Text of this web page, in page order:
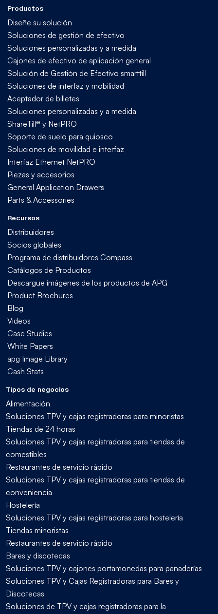
Productos
Diseñe su solución
Soluciones de gestión de efectivo
Soluciones personalizadas y a medida
Cajones de efectivo de aplicación general
Solución de Gestión de Efectivo smarttill
Soluciones de interfaz y mobilidad
Aceptador de billetes
Soluciones personalizadas y a medida
ShareTill® y NetPRO
Soporte de suelo para quiosco
Soluciones de movilidad e interfaz
Interfaz Ethernet NetPRO
Piezas y accesorios
General Application Drawers
Parts & Accessories
Recursos
Distribuidores
Socios globales
Programa de distribuidores Compass
Catálogos de Productos
Descargue imágenes de los productos de APG
Product Brochures
Blog
Videos
Case Studies
White Papers
apg Image Library
Cash Stats
Tipos de negocios
Alimentación
Soluciones TPV y cajas registradoras para minoristas
Tiendas de 24 horas
Soluciones TPV y cajas registradoras para tiendas de
comestibles
Restaurantes de servicio rápido
Soluciones TPV y cajas registradoras para tiendas de
conveniencia
Hostelería
Soluciones TPV y cajas registradoras para hostelería
Tiendas minoristas
Restaurantes de servicio rápido
Bares y discotecas
Soluciones TPV y cajones portamonedas para panaderías
Soluciones TPV y Cajas Registradoras para Bares y
Discotecas
Soluciones de TPV y cajas registradoras para la